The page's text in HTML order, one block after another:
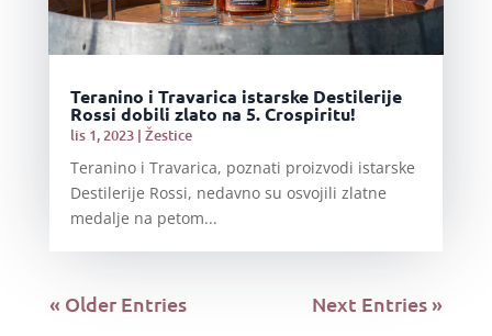
Teranino i Travarica istarske Destilerije
Rossi dobili zlato na 5. Crospiritu!
lis 1, 2023| Žestice
Teranino i Travarica, poznati proizvodi istarske
Destilerije Rossi, nedavno su osvojili zlatne
medalje na petom...
« Older Entries Next Entries »